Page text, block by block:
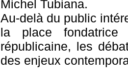
Michel Tubiana.
Au-delà du public
la place fondatrice
républicaine, les
des enjeux